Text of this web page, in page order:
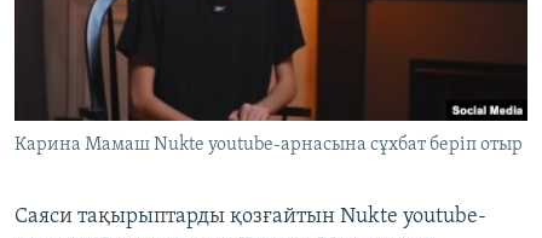
Карина Мамаш Nukte youtube-арнасына сұхбат беріп отыр
Саяси тақырыптарды қозғайтын Nukte youtube-